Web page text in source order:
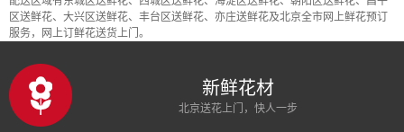
区送鲜花、大兴区送鲜花、丰台区送鲜花、亦庄送鲜花及北京全市网上鲜花预订
服务，网上订鲜花送货上门。
新鲜花材
北京送花上门，快人一步